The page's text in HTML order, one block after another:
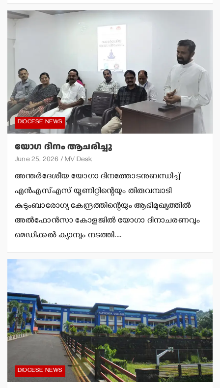
DIOCESE NEWS
യോഗ ദിനം ആചരിച്ചു
June 25, 2026 MV Desk
അന്തര്‍ദേശീയ യോഗാ ദിനത്തോടനുബന്ധിച്ച്
എന്‍എസ്എസ് യൂണിറ്റിന്റെയും തിരുവമ്പാടി
കുടുംബാരോഗ്യ കേന്ദ്രത്തിന്റെയും ആഭിമുഖ്യത്തില്‍
അല്‍ഫോന്‍സാ കോളജില്‍ യോഗാ ദിനാചരണവും
മെഡിക്കല്‍ ക്യാമ്പും നടത്തി.…
DIOCESE NEWS